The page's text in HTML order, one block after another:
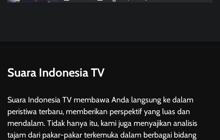
Suara Indonesia TV
Suara Indonesia TV membawa Anda langsung ke dalam
peristiwa terbaru, memberikan perspektif yang luas dan
mendalam. Tidak hanya itu, kami juga menyajikan analisis
tajam dari pakar-pakar terkemuka dalam berbagai bidang